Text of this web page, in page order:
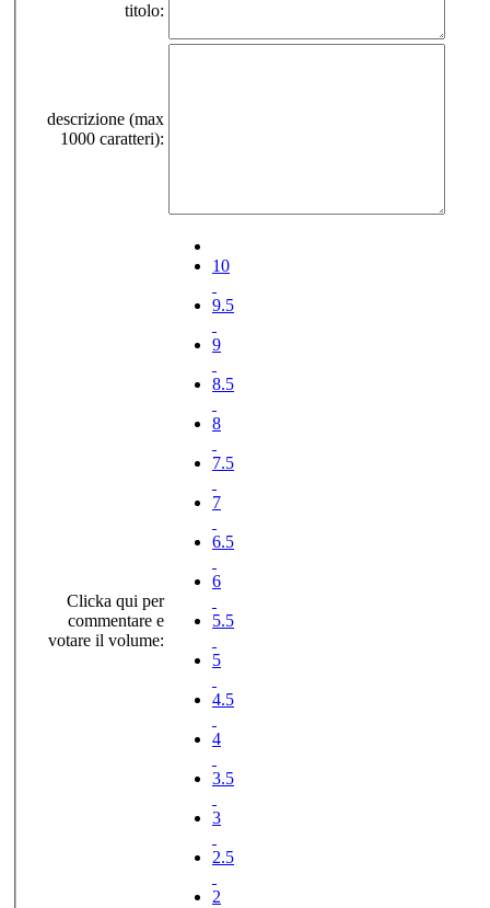
titolo:
descrizione (max
1000 caratteri):
Clicka qui per
commentare e
votare il volume:
10
9.5
9
8.5
8
7.5
7
6.5
6
5.5
5
4.5
4
3.5
3
2.5
2